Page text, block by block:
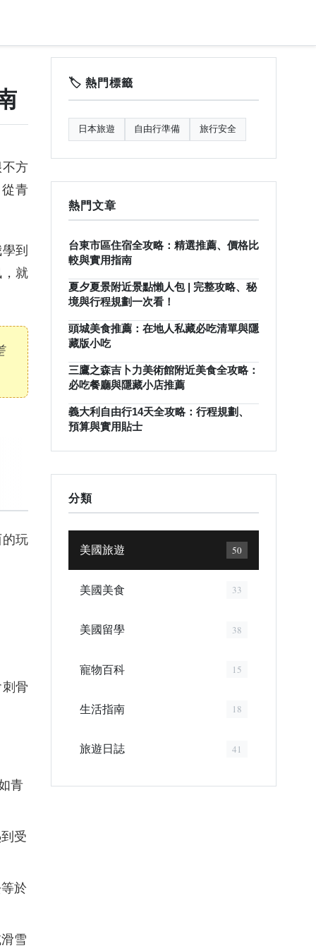
方
青
到
就
玩
骨
青
受
於
雪
🏷️ 熱門標籤
日本旅遊 自由行準備 旅行安全
熱門文章
台東市區住宿全攻略：精選推薦、價格比
較與實用指南
夏夕夏景附近景點懶人包 | 完整攻略、秘
境與行程規劃一次看！
頭城美食推薦：在地人私藏必吃清單與隱
藏版小吃
三鷹之森吉卜力美術館附近美食全攻略：
必吃餐廳與隱藏小店推薦
義大利自由行14天全攻略：行程規劃、
預算與實用貼士
分類
美國旅遊 50
美國美食 33
美國留學 38
寵物百科 15
生活指南 18
旅遊日誌 41